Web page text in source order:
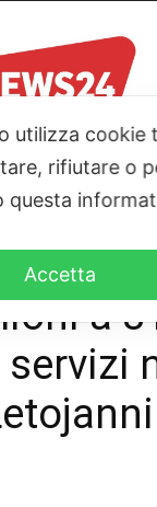
ITALIA – ESTERI
a
utilizza cookie
rifiutare o
questa
Accetta